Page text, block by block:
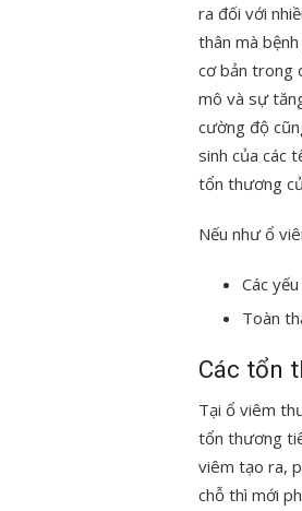
ra đối với
thân mà
cơ bản trong
mô và sự
cường độ
sinh của các
tổn thương
Nếu như ổ
Các
Toàn
Các tổn
Tại ổ viêm
tổn thương
viêm tạo ra,
chỗ thì mới